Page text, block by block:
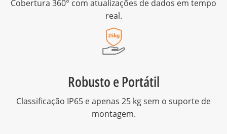
Cobertura 360° com atualizações de dados em tempo
real.
Robusto e Portátil
Classificação IP65 e apenas 25 kg sem o suporte de
montagem.